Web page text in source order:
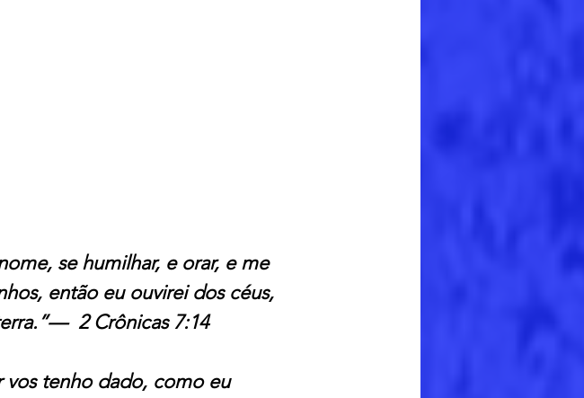
se humilhar, e orar, e me
então eu ouvirei dos céus,
2 Crônicas 7:14
vos tenho dado, como eu